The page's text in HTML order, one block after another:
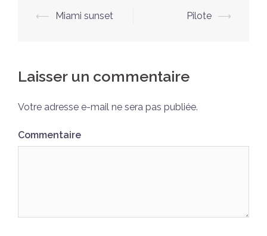
Navigation
⟵ Miami sunset Pilote ⟶
Laisser un commentaire
Votre adresse e-mail ne sera pas publiée.
Commentaire